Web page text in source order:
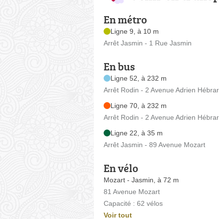
En métro
Ligne 9, à 10 m
Arrêt Jasmin - 1 Rue Jasmin
En bus
Ligne 52, à 232 m
Arrêt Rodin - 2 Avenue Adrien
Ligne 70, à 232 m
Arrêt Rodin - 2 Avenue Adrien
Ligne 22, à 35 m
Arrêt Jasmin - 89 Avenue Mozart
En vélo
Mozart - Jasmin, à 72 m
81 Avenue Mozart
Capacité : 62 vélos
Voir tout